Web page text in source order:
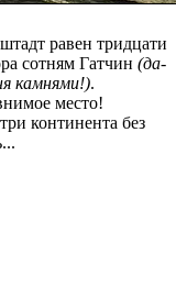
равен тридцати
сотням Гатчин (да-
камнями!).
место!
континента без